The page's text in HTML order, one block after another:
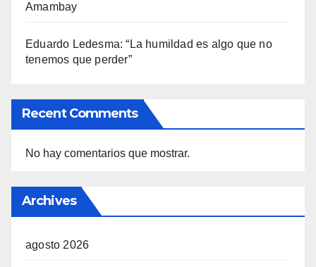
Amambay
Eduardo Ledesma: “La humildad es algo que no
tenemos que perder”
Recent Comments
No hay comentarios que mostrar.
Archives
agosto 2026